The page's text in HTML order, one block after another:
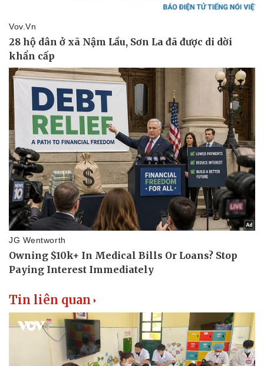
Thể thao
Bóng đá
Lịch thi đấu bóng đá
Thế giới thể thao
Ô tô - Xe máy
Ô tô
Xe máy
Tư vấn
Tin liên quan